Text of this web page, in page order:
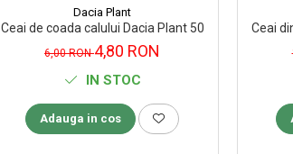
Dacia Plant
Ceai de coada calului Dacia Plant 50 g
6,00 RON4,80 RON
IN STOC
Adauga in cos
Ceai